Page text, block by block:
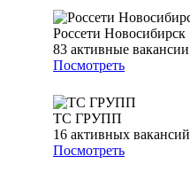
Россети Новосибирск
83 активные вакансии
Посмотреть
ТС ГРУПП
16 активных вакансий
Посмотреть